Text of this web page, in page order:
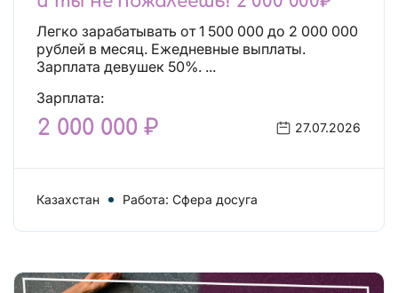
Легко зарабатывать от 1 500 000 до 2 000 000
рублей в месяц. Ежедневные выплаты.
Зарплата девушек 50%. ...
Зарплата:
2 000 000 ₽ 27.07.2026
Казахстан Работа: Сфера досуга